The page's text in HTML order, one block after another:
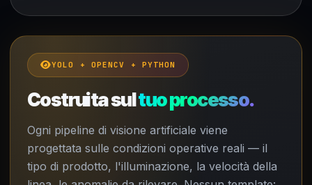
YOLO + OPENCV + PYTHON
Costruita sultuo processo.
Ogni pipeline di visione artificiale viene
progettata sulle condizioni operative reali — il
tipo di prodotto, l'illuminazione, la velocità della